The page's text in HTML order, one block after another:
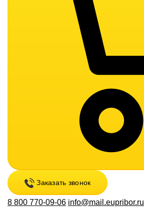
Заказать звонок
8 800 770-09-06 info@mail.eupribor.ru